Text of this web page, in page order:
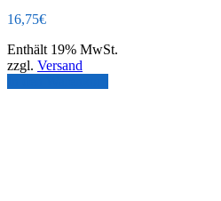
16,75€
Enthält 19% MwSt.
zzgl. Versand